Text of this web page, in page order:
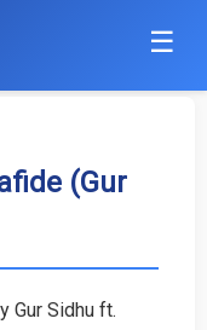
☰
(Gur
Gur Sidhu ft.